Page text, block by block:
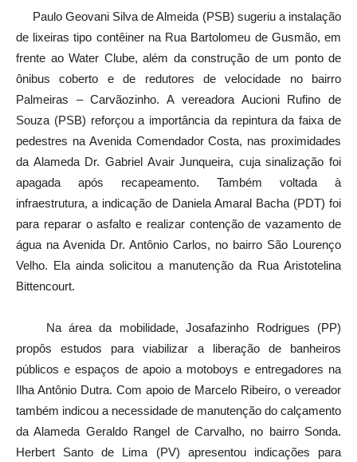
Paulo Geovani Silva de Almeida (PSB) sugeriu a instalação
de lixeiras tipo contêiner na Rua Bartolomeu de Gusmão, em
frente ao Water Clube, além da construção de um ponto de
ônibus coberto e de redutores de velocidade no bairro
Palmeiras – Carvãozinho. A vereadora Aucioni Rufino de
Souza (PSB) reforçou a importância da repintura da faixa de
pedestres na Avenida Comendador Costa, nas proximidades
da Alameda Dr. Gabriel Avair Junqueira, cuja sinalização foi
apagada após recapeamento. Também voltada à
infraestrutura, a indicação de Daniela Amaral Bacha (PDT) foi
para reparar o asfalto e realizar contenção de vazamento de
água na Avenida Dr. Antônio Carlos, no bairro São Lourenço
Velho. Ela ainda solicitou a manutenção da Rua Aristotelina
Bittencourt.
Na área da mobilidade, Josafazinho Rodrigues (PP)
propôs estudos para viabilizar a liberação de banheiros
públicos e espaços de apoio a motoboys e entregadores na
Ilha Antônio Dutra. Com apoio de Marcelo Ribeiro, o vereador
também indicou a necessidade de manutenção do calçamento
da Alameda Geraldo Rangel de Carvalho, no bairro Sonda.
Herbert Santo de Lima (PV) apresentou indicações para